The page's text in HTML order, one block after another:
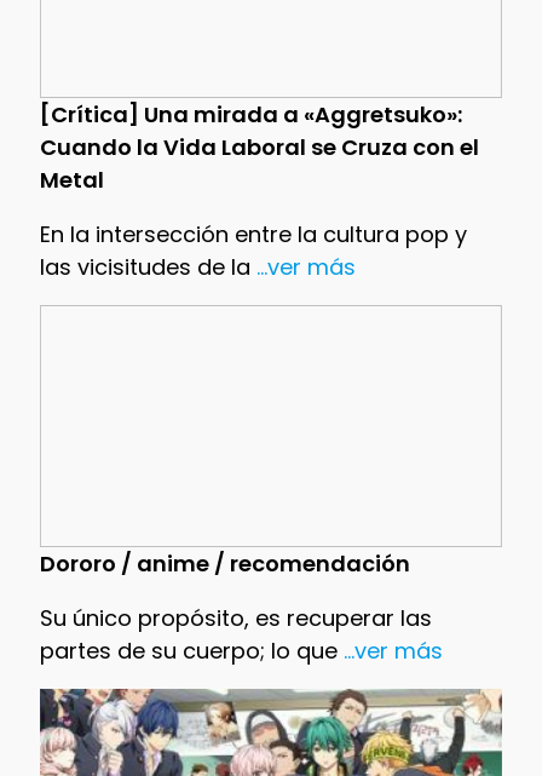
[Crítica] Una mirada a «Aggretsuko»:
Cuando la Vida Laboral se Cruza con el
Metal
En la intersección entre la cultura pop y
las vicisitudes de la ...ver más
Dororo / anime / recomendación
Su único propósito, es recuperar las
partes de su cuerpo; lo que...ver más